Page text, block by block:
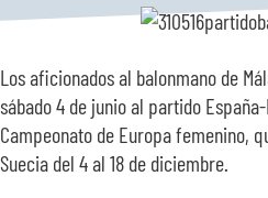
TRANSPARENCIA
Los aficionados al balonmano de
sábado 4 de junio al partido
Campeonato de Europa femenino,
Suecia del 4 al 18 de diciembre.